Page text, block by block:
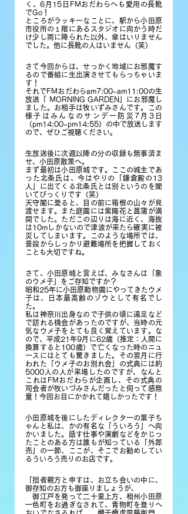
く、6月15日FMおだわらへも愛用の長靴
でGo！
ところがラッキーなことに、駅から小田原
市役所の１階にあるスタジオに向かう時だ
け少し雨に降られた以外、傘はいりません
でした。他に長靴の人はいません（笑）
さて今回からは、せっかく地域にお邪魔す
るので番組に生出演させてもらっちゃいま
す！
それでFMおだわらam7:00~am11:00の生
放送「 MORNING GARDEN」にお邪魔し
ました。お相手は牧いずみさんです。この
様子はみんなのサンデー防災7月3日
（pm14:00~pm14:55）の中で放送します
ので、ぜひご視聴ください。
生放送後に次週以降の分の収録も無事済ま
せ、小田原散策へ。
まず最初は小田原城です。ここの城主であ
った北条氏は、今はやりの「鎌倉殿の13
人」に出てくる北条氏とは別というのを聞
いてびっくりです（笑）
天守閣に登ると、目の前に箱根の山々が見
渡せます。また庭園には紫陽花と菖蒲が満
開でした。ただこの辺りは海に近く、海抜
は10mしかないので津波が来たら確実に被
災してしまいます。このような場所では、
普段からしっかり避難場所を把握しておく
ことも大切ですね。
さて、小田原城と言えば、みなさんは「象
のウメ子」をご存知ですか？
昭和25年に小田原動物園にやってきたウメ
子は、日本最高齢のゾウとして有名でし
た。
私は神奈川出身なので子供の頃に遠足など
で訪れる機会があったのですが、当時の元
気なウメ子をとても良く覚えています。な
ので、平成21年9月に62歳（推定：人間に
換算すると100歳）で亡くなった時のニュ
ースにはとても驚きました。その翌月に行
われた「ウメ子のお別れ会」の式典には約
5000人の人が来場したのですが、なんと
これはFMおだわらが企画し、その式典の
司会者が牧いづみさんだったと伺って感無
量！今回お目にかかれて嬉しかったです！
小田原城を後にしたディレクターの葉子ち
ゃんと私は、かの有名な「ういろう」へ向
かいました。話す仕事や演劇などをかじっ
たことのある方は誰もが知っている「外郎
売」の一節、ここが、そこでお勧めしてい
るういろう売りのお店です。
「拙者親方と申すは、お立ち会いの中に、
御存知のお方も御座りましょうが、
御江戸を発って二十里上方、相州小田原
一色町をお過ぎなされて、青物町を登りへ